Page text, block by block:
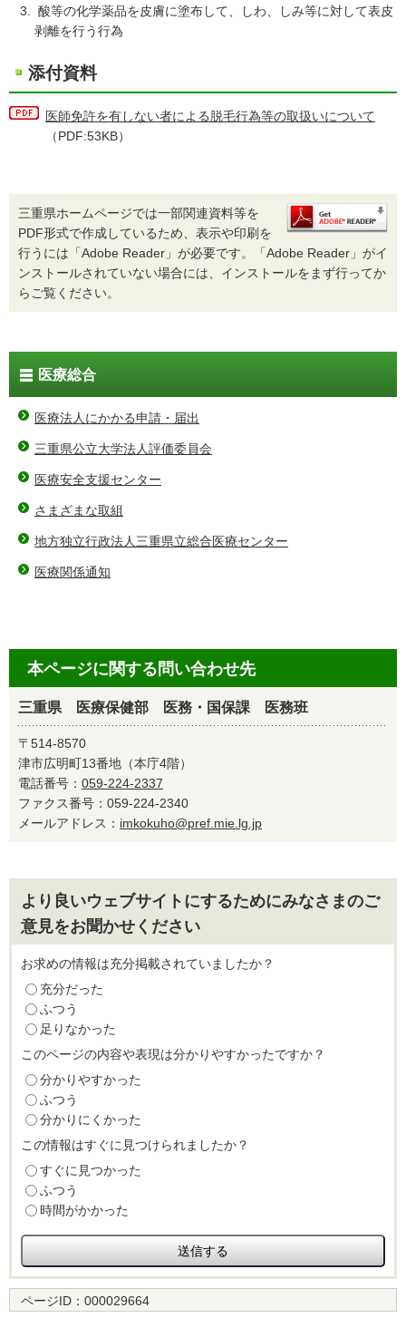
酸等の化学薬品を皮膚に塗布して、しわ、しみ等に対して表皮
剥離を行う行為
添付資料
医師免許を有しない者による脱毛行為等の取扱いについて
（PDF:53KB）
三重県ホームページでは一部関連資料等を
PDF形式で作成しているため、表示や印刷を
行うには「Adobe Reader」が必要です。「Adobe Reader」がイ
ンストールされていない場合には、インストールをまず行ってか
らご覧ください。
医療総合
医療法人にかかる申請・届出
三重県公立大学法人評価委員会
医療安全支援センター
さまざまな取組
地方独立行政法人三重県立総合医療センター
医療関係通知
本ページに関する問い合わせ先
三重県 医療保健部 医務・国保課 医務班
〒514-8570
津市広明町13番地（本庁4階）
電話番号： 059-224-2337
ファクス番号：059-224-2340
メールアドレス： imkokuho@pref.mie.lg.jp
より良いウェブサイトにするためにみなさまのご
意見をお聞かせください
お求めの情報は充分掲載されていましたか？
充分だった
ふつう
足りなかった
このページの内容や表現は分かりやすかったですか？
分かりやすかった
ふつう
分かりにくかった
この情報はすぐに見つけられましたか？
すぐに見つかった
ふつう
時間がかかった
ページID： 000029664